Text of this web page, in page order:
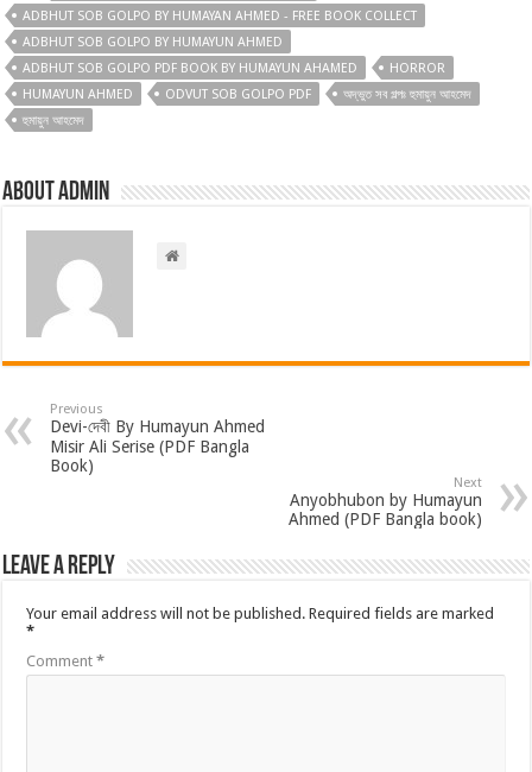
ADBHUT SOB GOLPO BY HUMAYAN AHMED - FREE BOOK COLLECT
ADBHUT SOB GOLPO BY HUMAYUN AHMED
ADBHUT SOB GOLPO PDF BOOK BY HUMAYUN AHAMED
HORROR
HUMAYUN AHMED
ODVUT SOB GOLPO PDF
অদ্ভুত সব গল্পঃ হুমায়ুন আহমেদ
হুমায়ুন আহমেদ
About admin
Previous
Devi-দেবী By Humayun Ahmed
Misir Ali Serise (PDF Bangla
Book)
Next
Anyobhubon by Humayun
Ahmed (PDF Bangla book)
Leave a Reply
Your email address will not be published. Required fields are marked
*
Comment*